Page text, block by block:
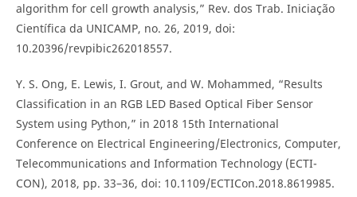
algorithm for cell growth analysis,” Rev. dos Trab. Iniciação
Científica da UNICAMP, no. 26, 2019, doi:
10.20396/revpibic262018557.
Y. S. Ong, E. Lewis, I. Grout, and W. Mohammed, “Results
Classification in an RGB LED Based Optical Fiber Sensor
System using Python,” in 2018 15th International
Conference on Electrical Engineering/Electronics, Computer,
Telecommunications and Information Technology (ECTI-
CON), 2018, pp. 33–36, doi: 10.1109/ECTICon.2018.8619985.